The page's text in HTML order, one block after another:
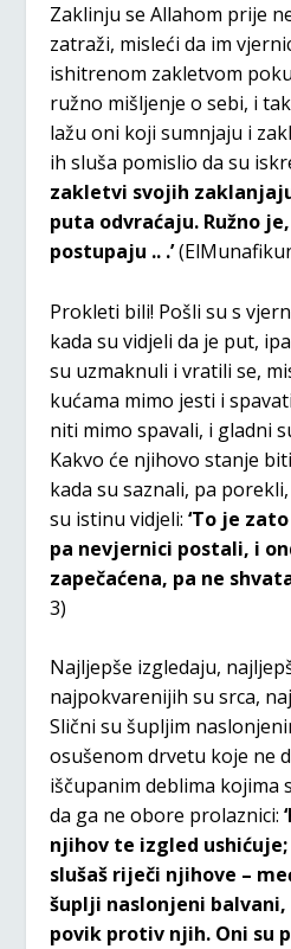
Zaklinju se Allahom prije
zatraži, misleći da im
ishitrenom zakletvom
ružno mišljenje o sebi, i
lažu oni koji sumnjaju i
ih sluša pomislio da su
zakletvi svojih
puta odvraćaju. Ružno
postupaju .. .’
Prokleti bili! Pošli su s
kada su vidjeli da je put,
su uzmaknuli i vratili se,
kućama mimo jesti i
niti mimo spavali, i gladni
Kakvo će njihovo stanje
kada su saznali, pa
su istinu vidjeli:‘To je
pa nevjernici postali, i
zapečaćena, pa ne
3)
Najljepše izgledaju,
najpokvarenijih su srca,
Slični su šupljim
osušenom drvetu koje ne
iščupanim deblima kojima
da ga ne obore prolaznici:
njihov te izgled
slušaš riječi njihove –
šuplji naslonjeni
povik protiv njih. Oni su